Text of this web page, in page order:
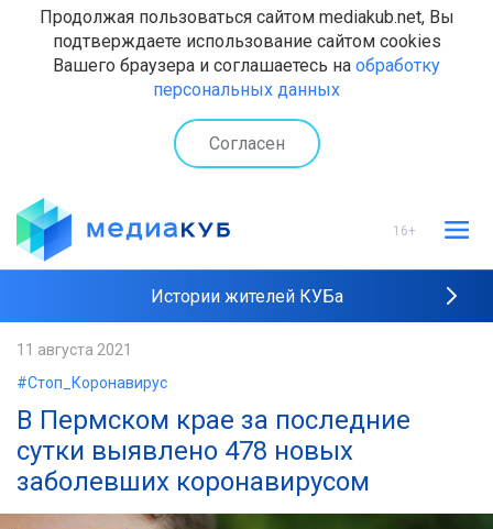
Продолжая пользоваться сайтом mediakub.net, Вы
подтверждаете использование сайтом cookies
Вашего браузера и соглашаетесь на обработку
персональных данных
Согласен
16+
Истории жителей КУБа
11 августа 2021
#Стоп_Коронавирус
В Пермском крае за последние
сутки выявлено 478 новых
заболевших коронавирусом